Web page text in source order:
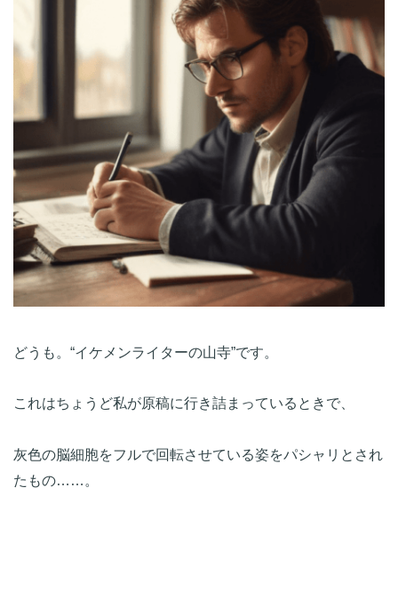
どうも。“イケメンライターの山寺”です。
これはちょうど私が原稿に行き詰まっているときで、
灰色の脳細胞をフルで回転させている姿をパシャリとされ
たもの……。